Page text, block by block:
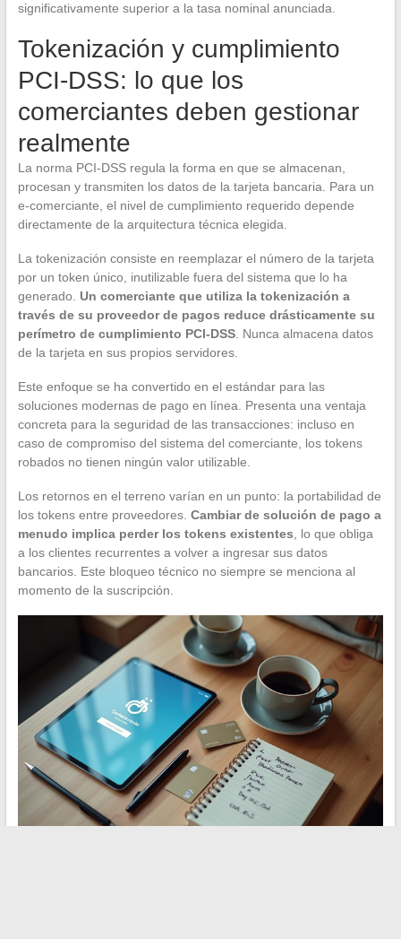
significativamente superior a la tasa nominal anunciada.
Tokenización y cumplimiento
PCI-DSS: lo que los
comerciantes deben gestionar
realmente
La norma PCI-DSS regula la forma en que se almacenan,
procesan y transmiten los datos de la tarjeta bancaria. Para un
e-comerciante, el nivel de cumplimiento requerido depende
directamente de la arquitectura técnica elegida.
La tokenización consiste en reemplazar el número de la tarjeta
por un token único, inutilizable fuera del sistema que lo ha
generado. Un comerciante que utiliza la tokenización a
través de su proveedor de pagos reduce drásticamente su
perímetro de cumplimiento PCI-DSS. Nunca almacena datos
de la tarjeta en sus propios servidores.
Este enfoque se ha convertido en el estándar para las
soluciones modernas de pago en línea. Presenta una ventaja
concreta para la seguridad de las transacciones: incluso en
caso de compromiso del sistema del comerciante, los tokens
robados no tienen ningún valor utilizable.
Los retornos en el terreno varían en un punto: la portabilidad de
los tokens entre proveedores. Cambiar de solución de pago a
menudo implica perder los tokens existentes , lo que obliga
a los clientes recurrentes a volver a ingresar sus datos
bancarios. Este bloqueo técnico no siempre se menciona al
momento de la suscripción.